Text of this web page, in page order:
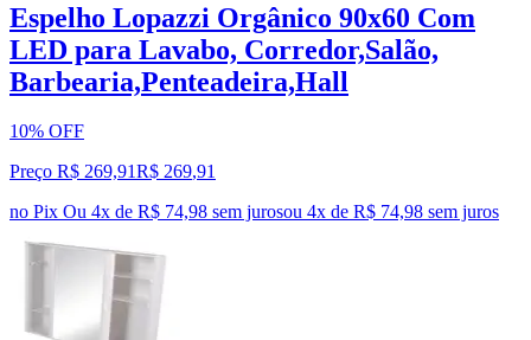
Espelho Lopazzi Orgânico 90x60 Com
LED para Lavabo, Corredor,Salão,
Barbearia,Penteadeira,Hall
10% OFF
Preço R$ 269,91R$ 269,91
no Pix Ou 4x de R$ 74,98 sem jurosou 4x de R$ 74,98 sem juros